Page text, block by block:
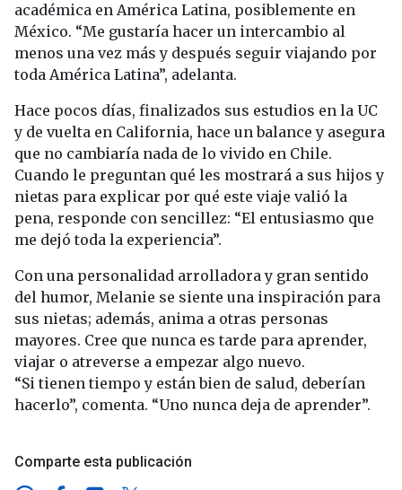
académica en América Latina, posiblemente en
México. “Me gustaría hacer un intercambio al
menos una vez más y después seguir viajando por
toda América Latina”, adelanta.
Hace pocos días, finalizados sus estudios en la UC
y de vuelta en California, hace un balance y asegura
que no cambiaría nada de lo vivido en Chile.
Cuando le preguntan qué les mostrará a sus hijos y
nietas para explicar por qué este viaje valió la
pena, responde con sencillez: “El entusiasmo que
me dejó toda la experiencia”.
Con una personalidad arrolladora y gran sentido
del humor, Melanie se siente una inspiración para
sus nietas; además, anima a otras personas
mayores. Cree que nunca es tarde para aprender,
viajar o atreverse a empezar algo nuevo.
“Si tienen tiempo y están bien de salud, deberían
hacerlo”, comenta. “Uno nunca deja de aprender”.
Comparte esta publicación